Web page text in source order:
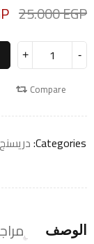
25.000EGP
Compare
Categories: دريسنج
الوصف